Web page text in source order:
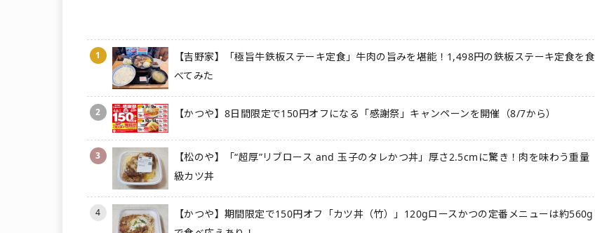
1
【吉野家】「極旨牛鉄板ステーキ定食」牛肉の旨みを堪能！1,498円の鉄板ステーキ定食を食
べてみた
2 【かつや】8日間限定で150円オフになる「感謝祭」キャンペーンを開催（8/7から）
3
【松のや】「“超厚”リブロース and 玉子のタレかつ丼」厚さ2.5cmに驚き！肉を味わう重量
級カツ丼
4
【かつや】期間限定で150円オフ「カツ丼（竹）」120gロースかつの定番メニューは約560g